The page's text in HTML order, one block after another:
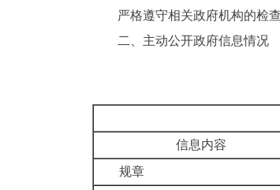
严格遵守相关政府机构的检
二、 主动公开政府信息情况
信息内容
规章